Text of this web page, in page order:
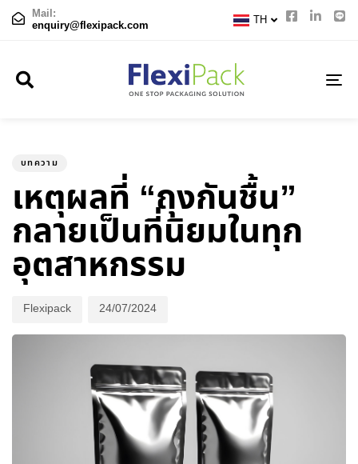
Mail:
enquiry@flexipack.com TH
JP
บทความ
เหตุผลที่ “ถุงกันชื้น”
กลายเป็นที่นิยมในทุก
อุตสาหกรรม
Flexipack 24/07/2024